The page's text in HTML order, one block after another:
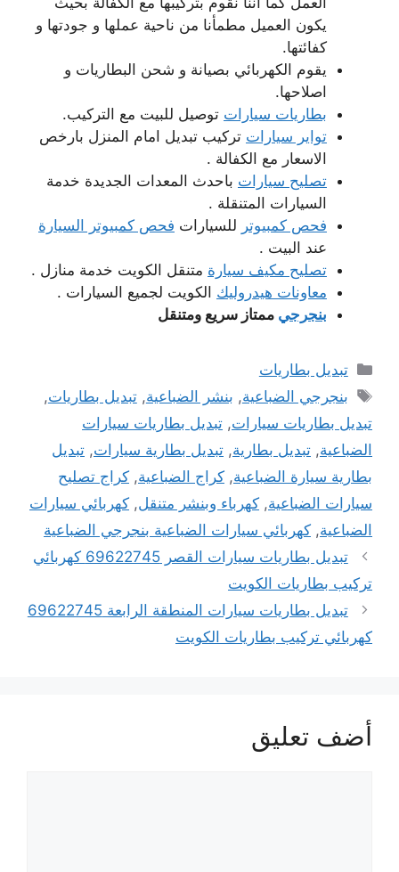
يكون العميل مطمأنا من ناحية عملها و جودتها و
كفائتها.
يقوم الكهربائي بصيانة و شحن البطاريات و
اصلاحها.
بطاريات سيارات توصيل للبيت مع التركيب.
تواير سيارات تركيب تبديل امام المنزل بارخص
الاسعار مع الكفالة .
تصليح سيارات باحدث المعدات الجديدة خدمة
السيارات المتنقلة .
فحص كمبيوتر للسيارات فحص كمبيوتر السيارة
عند البيت .
تصليح مكيف سيارة متنقل الكويت خدمة منازل .
معاونات هيدروليك الكويت لجميع السيارات .
بنجرجي ممتاز سريع ومتنقل
التصنيفات
تبديل بطاريات
الوسوم
بنجرجي الضباعية, بنشر الضباعية,تبديل بطاريات,
تبديل بطاريات سيارات, تبديل بطاريات سيارات
الضباعية, تبديل بطارية, تبديل بطارية سيارات, تبديل
بطارية سيارة الضباعية, كراج الضباعية, كراج تصليح
سيارات الضباعية, كهرباء وبنشر متنقل, كهربائي سيارات
الضباعية, كهربائي سيارات الضباعية بنجرجي الضباعية
تبديل بطاريات سيارات القصر 69622745 كهربائي
تركيب بطاريات الكويت
تبديل بطاريات سيارات المنطقة الرابعة 69622745
كهربائي تركيب بطاريات الكويت
أضف تعليق